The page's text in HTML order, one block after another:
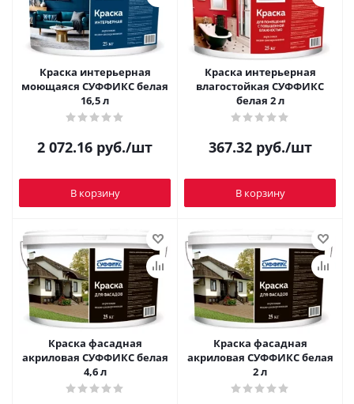
Краска интерьерная
моющаяся СУФФИКС белая
16,5 л
2 072.16 руб./шт
В корзину
Краска интерьерная
влагостойкая СУФФИКС
белая 2 л
367.32руб./шт
В корзину
Краска фасадная
акриловая СУФФИКС белая
4,6 л
Краска фасадная
акриловая СУФФИКС белая
2 л